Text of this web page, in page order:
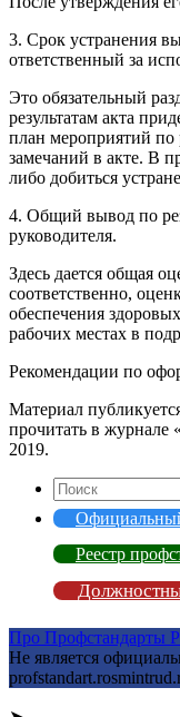
3. Срок устранения
ответственный за
Это обязательный
результатам акта
план мероприятий по
замечаний в акте. В
либо добиться
4. Общий вывод по
руководителя.
Здесь дается общая
соответственно,
обеспечения
рабочих местах в
Рекомендации по
Материал
прочитать в журнале
2019.
Реестр
Про Профстандарты
Не является